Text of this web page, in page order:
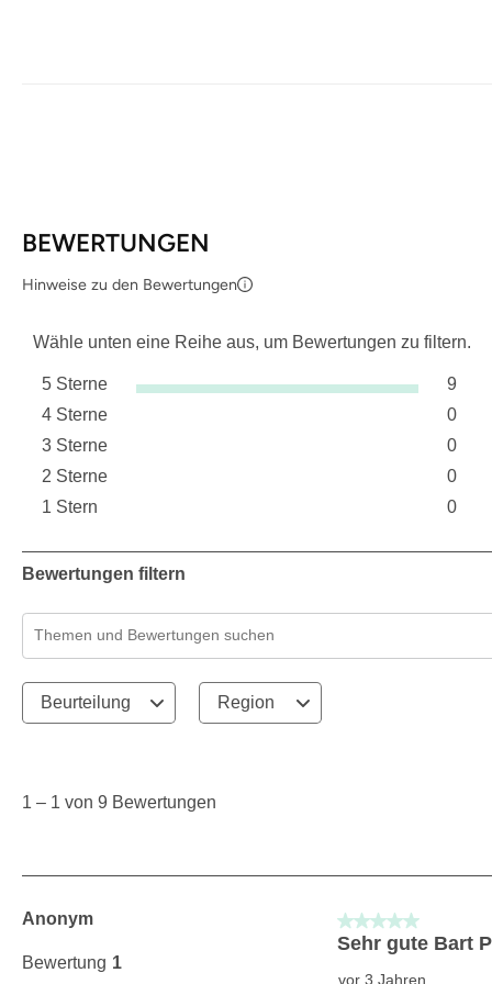
BEWERTUNGEN
Hinweise zu den Bewertungen
Wähle unten eine Reihe aus, um Bewertungen zu filtern.
5 Sterne Sterne
9
9
4 Sterne
0
0
3 Sterne
0
0
2 Sterne
0
0
1 Stern
0
Bewertungen filtern
Suchthemen und Bewertungen Suchregion
Beurteilung Region
1
1 – 1 von 9 Bewertungen
Anonym
Bewertung 1
5 von 5 Sternen.
Sehr gute Bart
vor 3 Jahren